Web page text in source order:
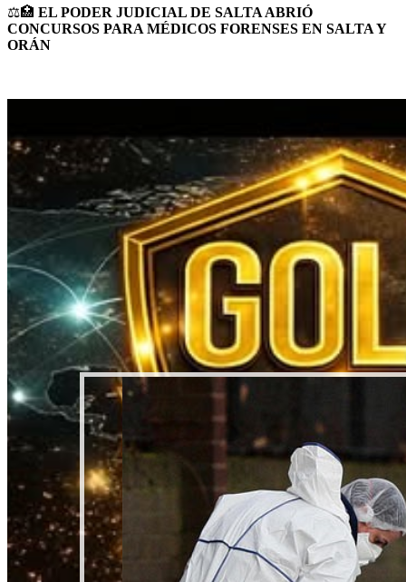
⚖️🏥 EL PODER JUDICIAL DE SALTA ABRIÓ
CONCURSOS PARA MÉDICOS FORENSES EN SALTA Y
ORÁN